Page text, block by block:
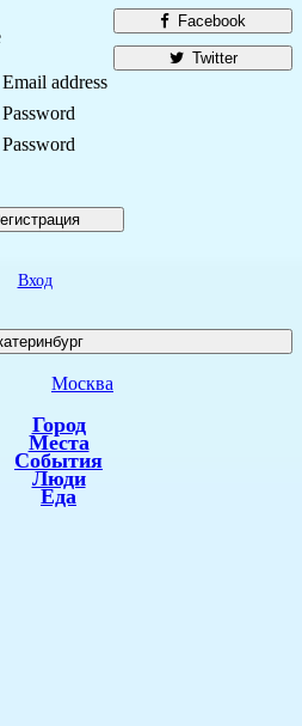
Facebook
Twitter
Email address
Password
Password
Вход
Москва
Город
Места
События
Люди
Еда